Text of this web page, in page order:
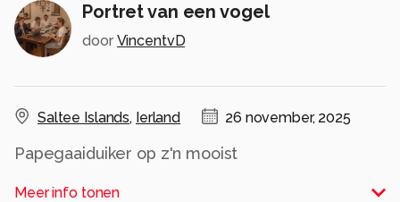
Portret van een vogel
door VincentvD
Saltee Islands, Ierland 26 november, 2025
Papegaaiduiker op z'n mooist
Alle rechten voorbehouden
Meer info tonen